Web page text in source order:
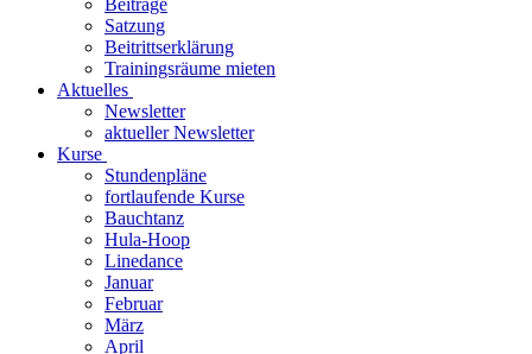
Beiträge
Satzung
Beitrittserklärung
Trainingsräume mieten
Aktuelles
Newsletter
aktueller Newsletter
Kurse
Stundenpläne
fortlaufende Kurse
Bauchtanz
Hula-Hoop
Linedance
Januar
Februar
März
April